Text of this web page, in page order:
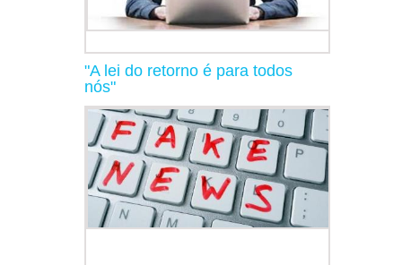
"A lei do retorno é para todos
nós"